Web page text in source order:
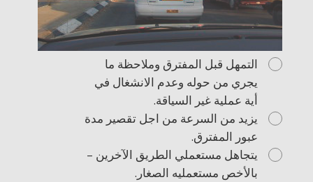
التمهل قبل المفترق وملاحظة ما
يجري من حوله وعدم الانشغال في
أية عملية غير السياقة.
يزيد من السرعة من اجل تقصير مدة
عبور المفترق.
يتجاهل مستعملي الطريق الآخرين –
بالأخص مستعمليه الصغار.